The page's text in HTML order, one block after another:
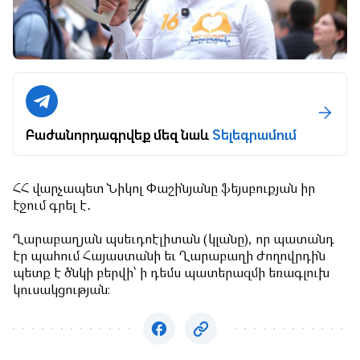
Բաժանորդագրվեք մեզ նաևՏելեգրամում
ՀՀ վարչապետ Նիկոլ Փաշինյանը ֆեյսբուքյան իր
էջում գրել է․
Ղարաբաղյան պսեւդոէլիտան (կլանը), որ պատանդ
էր պահում Հայաստանի եւ Ղարաբաղի ժողովրդին
պետք է ծնկի բերվի՝ ի դեմս պատերազմի եռագլուխ
կուսակցության։